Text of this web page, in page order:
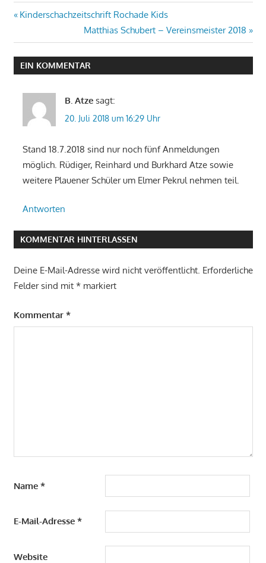
Beitragsnavigation
Vorheriger
Kinderschachzeitschrift Rochade Kids
Nächster
Beitrag:
Matthias Schubert – Vereinsmeister 2018
EIN KOMMENTAR
B. Atze sagt:
20. Juli 2018 um 16:29 Uhr
Stand 18.7.2018 sind nur noch fünf Anmeldungen
möglich. Rüdiger, Reinhard und Burkhard Atze sowie
weitere Plauener Schüler um Elmer Pekrul nehmen teil.
Antworten
KOMMENTAR HINTERLASSEN
Deine E-Mail-Adresse wird nicht veröffentlicht. Erforderliche
Felder sind mit *markiert
Kommentar *
Name *
E-Mail-Adresse *
Website